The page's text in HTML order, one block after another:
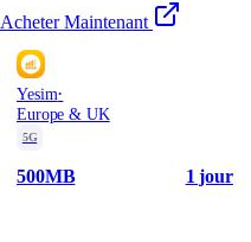
Acheter Maintenant
Yesim·
Europe & UK
5G
500MB 1 jour